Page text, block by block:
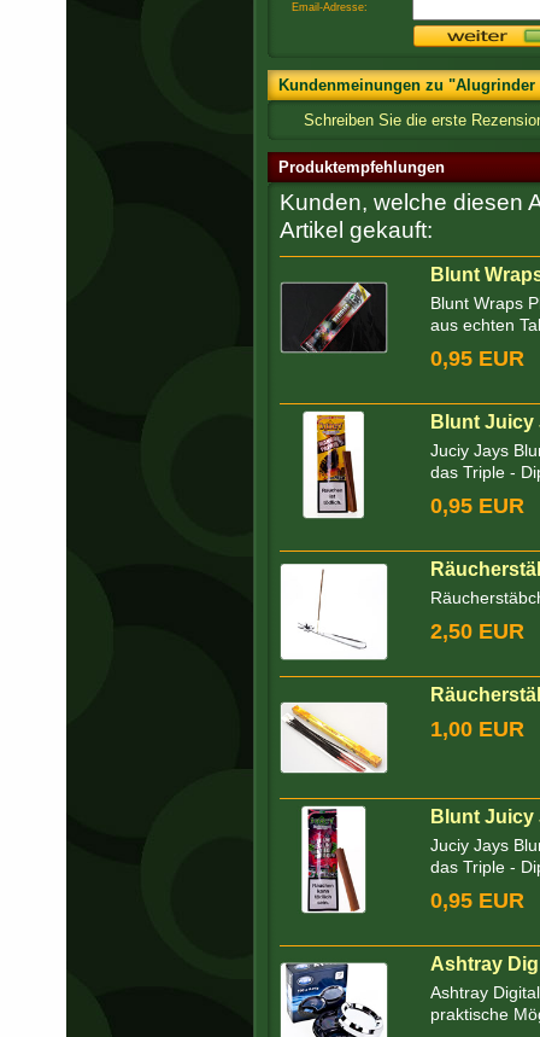
Email-Adresse:
Kundenmeinungen zu "Alugrinder
Schreiben Sie die erste
Produktempfehlungen
Kunden, welche diesen
Artikel gekauft:
Blunt
Blunt Wraps
aus echten
0,95 EUR
Blunt Juicy
Juciy Jays
das Triple -
0,95 EUR
2,50 EUR
1,00 EUR
Blunt Juicy
Juciy Jays
das Triple -
0,95 EUR
Ashtray
Ashtray
praktische